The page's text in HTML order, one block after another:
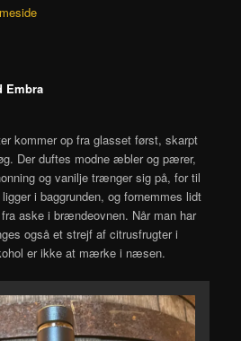
Embra
kommer op fra glasset først, skarpt
Der duftes modne æbler og pærer,
og vanilje trænger sig på, for til
i baggrunden, og fornemmes lidt
aske i brændeovnen. Når man har
også et strejf af citrusfrugter i
er ikke at mærke i næsen.